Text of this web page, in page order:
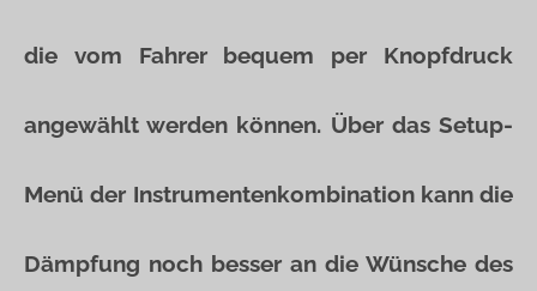
die vom Fahrer bequem per Knopfdruck
angewählt werden können. Über das Setup-
Menü der Instrumentenkombination kann die
Dämpfung noch besser an die Wünsche des